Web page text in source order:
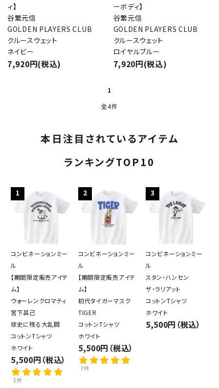
ィ】
谷繁元信
GOLDEN PLAYERS CLUB
クルースウェット
ネイビー
7,920円(税込)
ーボディ】
谷繁元信
GOLDEN PLAYERS CLUB
クルースウェット
ロイヤルブルー
7,920円(税込)
1
全4件
本日注目されているアイテム
ランキングTOP10
1
コンビネーションミー
ル
【期間限定販売アイテ
ム】
ウォーレンクロマティ
宮下昌己
球史に残る大乱闘
コットンTシャツ
ホワイト
5,500円（税込）
1件
2
コンビネーションミー
ル
【期間限定販売アイテ
ム】
初代タイガーマスク
TIGER
コットンTシャツ
ホワイト
5,500円（税込）
7件
3
コンビネーションミー
ル
スタン・ハンセン
ザ・ラリアット
コットンTシャツ
ホワイト
5,500円（税込）